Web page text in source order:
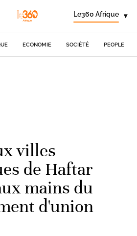
Le360 Afrique ▾
ECONOMIE SOCIÉTÉ PEOPLE
villes
de Haftar
mains du
d'union